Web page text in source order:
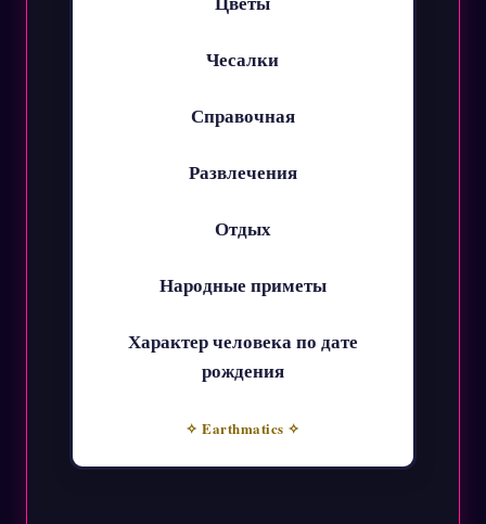
Чесалки
Справочная
Развлечения
Отдых
Народные приметы
Характер человека по дате
рождения
✧ Earthmatics ✧